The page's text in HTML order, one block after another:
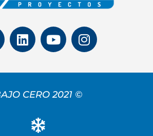
CERO 2021 ©